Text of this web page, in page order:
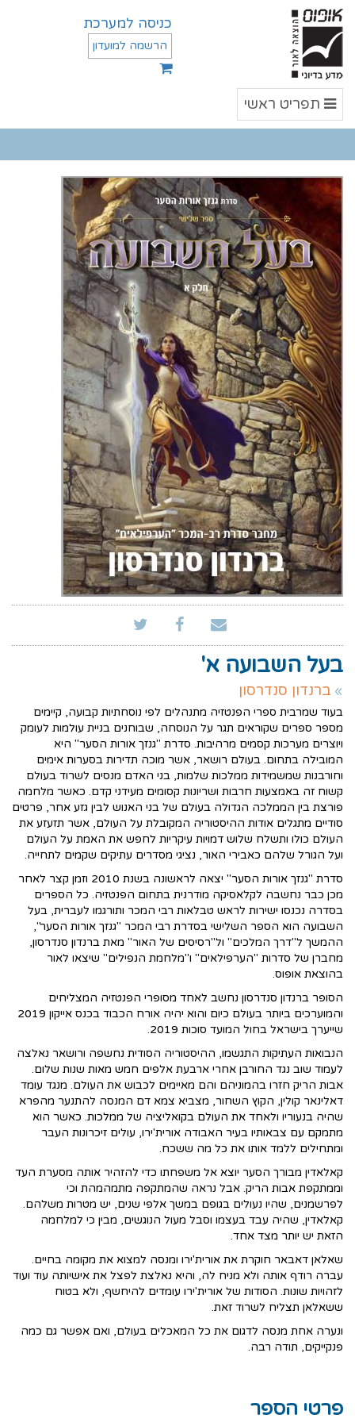
כניסה למערכת
הרשמה למועדון
תפריט
ראשי
תפריט ראשי
בעל השבועה א'
ברנדון סנדרסון
בעוד שמרבית ספרי הפנטזיה מתנהלים לפי נוסחתיות קבועה, קיימים
מספר ספרים שקוראים תגר על הנוסחה, שבוחנים בניית עולמות לעומק
ויוצרים מערכות קסמים מרהיבות. סדרת "גנזך אורות הסער" היא
המובילה בתחום. בעולם רושאר, אשר מוכה תדירות בסערות אימים
וחורבנות שמשמידות ממלכות שלמות, בני האדם מנסים לשרוד בעולם
קשוח זה באמצעות חרבות ושריונות קסומים מעידני קדם. כאשר מלחמה
פורצת בין הממלכה הגדולה בעולם של בני האנוש לבין גזע אחר, פרטים
סודיים מתגלים אודות ההיסטוריה המקובלת על העולם, אשר תזעזע את
העולם כולו ותשלח שלוש דמויות עיקריות לחפש את האמת על העולם
ועל הגורל שלהם כאבירי האור, נציגי מסדרים עתיקים שקמים לתחייה.
סדרת "גנזך אורות הסער" יצאה לראשונה בשנת 2010 וזמן קצר לאחר
מכן כבר נחשבה לקלאסיקה מודרנית בתחום הפנטזיה. כל הספרים
בסדרה נכנסו ישירות לראש טבלאות רבי המכר ותורגמו לעברית, בעל
השבועה הוא הספר השלישי בסדרת רבי המכר "גנזך אורות הסער",
ההמשך ל"דרך המלכים" ול"רסיסים של האור" מאת ברנדון סנדרסון,
מחברן של סדרות "הערפילאים" ו"מלחמת הנפילים" שיצאו לאור
בהוצאת אופוס.
הסופר ברנדון סנדרסון נחשב לאחד מסופרי הפנטזיה המצליחים
והמוערכים ביותר בעולם כיום והוא יהיה אורח הכבוד בכנס אייקון 2019
שייערך בישראל בחול המועד סוכות 2019.
הנבואות העתיקות התגשמו, ההיסטוריה הסודית נחשפה ורושאר נאלצה
לעמוד שוב נגד החורבן אחרי ארבעת אלפים חמש מאות שנות שלום.
אבות הריק חזרו בהמוניהם והם מאיימים לכבוש את העולם. מנגד עומד
דאלינאר קולין, הקוץ השחור, מצביא צמא דם המנסה להתנער מהפרא
שהיה בנעוריו ולאחד את העולם בקואליציה של ממלכות. כאשר הוא
מתמקם עם צבאותיו בעיר האבודה אורית'ירו, עולים זיכרונות העבר
ומתחילים ללמד אותו את כל מה ששכח.
קאלאדין מבורך הסער יוצא אל משפחתו כדי להזהיר אותה מסערת העד
וממתקפת אבות הריק. אבל נראה שהמתקפה מתמהמהת וכי
לפרשמנים, שהיו נעולים בגופם במשך אלפי שנים, יש מטרות משלהם.
קאלאדין, שהיה עבד בעצמו וסבל מעול הנוגשים, מבין כי למלחמה
הזאת יש יותר מצד אחד.
שאלאן דאבאר חוקרת את אורית'ירו ומנסה למצוא את מקומה בחיים.
עברה רודף אותה ולא מניח לה, והיא נאלצת לפצל את אישיותה עוד ועוד
לזהויות שונות. הסודות של אורית'ירו עומדים להיחשף, ולא בטוח
ששאלאן תצליח לשרוד זאת.
ונערה אחת מנסה לדגום את כל המאכלים בעולם, ואם אפשר גם כמה
פנקייקים, תודה רבה.
פרטי הספר